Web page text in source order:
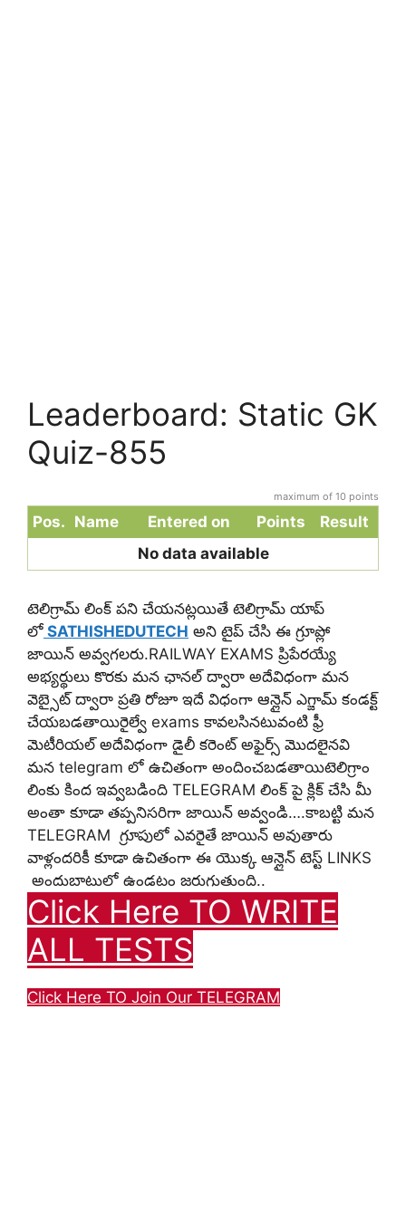
Leaderboard: Static GK
Quiz-855
maximum of 10 points
Pos. Name Entered on Points
Result
No data available
టెలిగ్రామ్ లింక్ పని చేయనట్లయితే టెలిగ్రామ్ యాప్
లో SATHISHEDUTECH అని టైప్ చేసి ఈ గ్రూప్లో
జాయిన్ అవ్వగలరు.RAILWAY EXAMS ప్రిపేరయ్యే
అభ్యర్థులు కొరకు మన ఛానల్ ద్వారా అదేవిధంగా మన
వెబ్సైట్ ద్వారా ప్రతి రోజూ ఇదే విధంగా ఆన్లైన్ ఎగ్జామ్ కండక్ట్
చేయబడతాయిరైల్వే exams కావలసినటువంటి ఫ్రీ
మెటీరియల్ అదేవిధంగా డైలీ కరెంట్ అఫైర్స్ మొదలైనవి
మన telegram లో ఉచితంగా అందించబడతాయిటెలిగ్రాం
లింకు కింద ఇవ్వబడింది TELEGRAM లింక్ పై క్లిక్ చేసి మీ
అంతా కూడా తప్పనిసరిగా జాయిన్ అవ్వండి….కాబట్టి మన
TELEGRAM గ్రూపులో ఎవరైతే జాయిన్ అవుతారు
వాళ్లందరికీ కూడా ఉచితంగా ఈ యొక్క ఆన్లైన్ టెస్ట్ LINKS
అందుబాటులో ఉండటం జరుగుతుంది..
Click Here TO WRITE
ALL TESTS
Click Here TO Join Our TELEGRAM